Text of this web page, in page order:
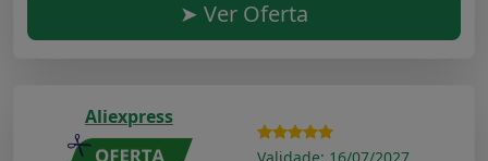
➤ Ver Oferta
Aliexpress